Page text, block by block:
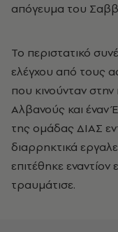
απόγευμα του
Το περιστατικό
ελέγχου από τους
που κινούνταν στην
Αλβανούς και έναν
της ομάδας ΔΙΑΣ
διαρρηκτικά
επιτέθηκε
τραυμάτισε.